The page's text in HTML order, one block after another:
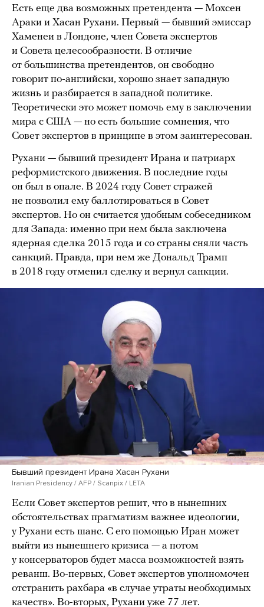
Есть еще два возможных претендента — Мохсен
Араки и Хасан Рухани. Первый — бывший эмиссар
Хаменеи в Лондоне, член Совета экспертов
и Совета целесообразности. В отличие
от большинства претендентов, он свободно
говорит по-английски, хорошо знает западную
жизнь и разбирается в западной политике.
Теоретически это может помочь ему в заключении
мира с США — но есть большие сомнения, что
Совет экспертов в принципе в этом заинтересован.
Рухани — бывший президент Ирана и патриарх
реформистского движения. В последние годы
он был в опале. В 2024 году Совет стражей
не позволил ему баллотироваться в Совет
экспертов. Но он считается удобным собеседником
для Запада: именно при нем была заключена
ядерная сделка 2015 года и со страны сняли часть
санкций. Правда, при нем же Дональд Трамп
в 2018 году отменил сделку и вернул санкции.
Бывший президент Ирана Хасан Рухани
Iranian Presidency / AFP / Scanpix / LETA
Если Совет экспертов решит, что в нынешних
обстоятельствах прагматизм важнее идеологии,
у Рухани есть шанс. С его помощью Иран может
выйти из нынешнего кризиса — а потом
у консерваторов будет масса возможностей взять
реванш. Во-первых, Совет экспертов уполномочен
отстранить рахбара «в случае утраты необходимых
качеств». Во-вторых, Рухани уже 77 лет.